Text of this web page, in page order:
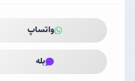
واتساپ
بله